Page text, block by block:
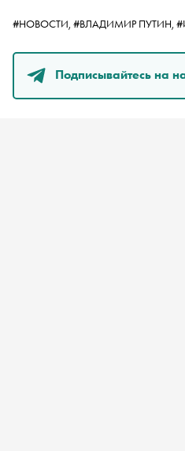
#НОВОСТИ, #ВЛАДИМИР ПУТИН,
Подписывайтесь на